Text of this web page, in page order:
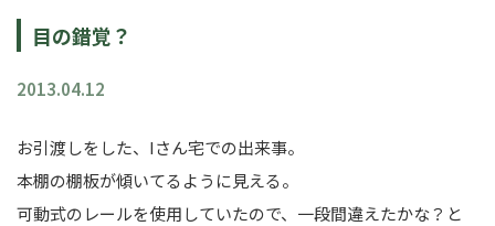
目の錯覚？
2013.04.12
お引渡しをした、Iさん宅での出来事。
本棚の棚板が傾いてるように見える。
可動式のレールを使用していたので、一段間違えたかな？と